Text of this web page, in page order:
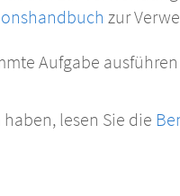
zur
Aufgabe
lesen Sie die